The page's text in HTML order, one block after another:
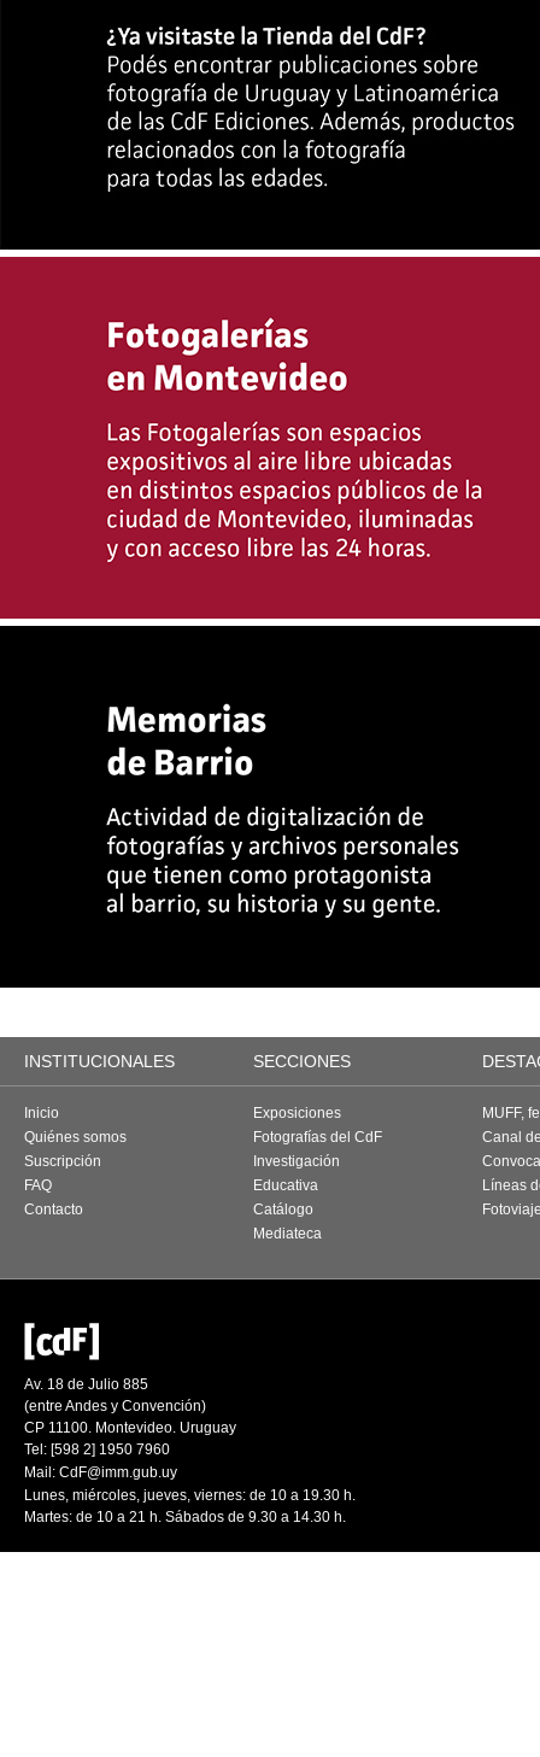
INSTITUCIONALES SECCIONES
Inicio
Quiénes somos
Suscripción
FAQ
Contacto
Exposiciones
Fotografías del CdF
Investigación
Educativa
Catálogo
Mediateca
MUFF,
Canal
Líneas
Av. 18 de Julio 885
(entre Andes y Convención)
CP 11100. Montevideo. Uruguay
Tel: [598 2] 1950 7960
Mail: CdF@imm.gub.uy
Lunes, miércoles, jueves, viernes: de 10 a 19.30 h.
Martes: de 10 a 21 h. Sábados de 9.30 a 14.30 h.